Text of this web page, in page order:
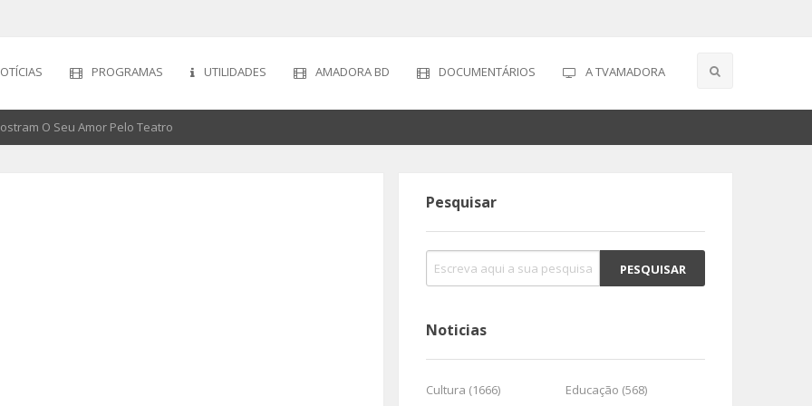
PROGRAMAS UTILIDADES AMADORA BD DOCUMENTÁRIOS A TVAMADORA
O Seu Amor Pelo Teatro
Pesquisar
Noticias
Cultura (1666)
Educação (568)